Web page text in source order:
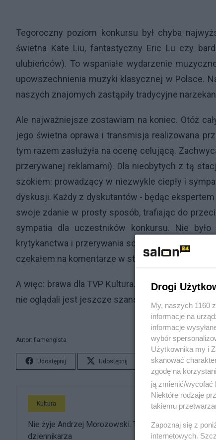
Tegoroczny poziom konkursu był chyba
świetna Kate Liu, fantastyczny Eric Lu czy
ulubieńców). To wspaniałe wydarzenie
upowszechnienia muzyki klasycznej w Polsce.
naszych znajomych zastąpiły tradycyjne
Ale najważniejsze zostawiam na koniec. Otóż
jego świetna oprawa i transmisja realizowana
tym razem zasłużyła na ocenę celującą.
przerywanej reklamami). Dla nieobytych z tą
szokiem: prowadzący w niezwykle ciepły i
dyskusji. Każdy z dyskutantów - będąc
swoje zdanie w prosty sposób, trafiając do
sympatia dla uczestników konkursu. Nie
krytykanctwa i przerywania sobie. W zasadzie
czekałem na komentarze w studio po
A więc: brawa dla TVP Kultura. Chciałoby się
nie oglądali jest jeszcze szansa, ba - wisienka na
Autor: flamengista
Udostępnij Udostępnij Lubię to!
Kultura
Nie żyje Andrzej Morozowski. TVN24 żegna
dziennikarza
Drogi
My, naszych 1160
informacje na
informacje
wybór
Użytkownika my i
skanować
zgodę na
ją zmienić/wycofać
Niektóre rodzaje
takiemu
Zapoznaj się z
internetowych.